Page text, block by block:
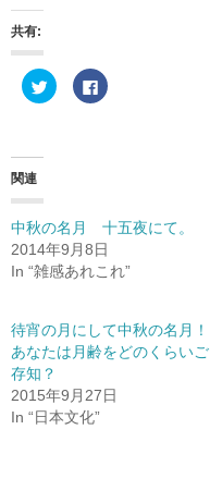
共有:
ク
リ
e
r
で
共
有
い
ウ
ィ
ン
ド
ウ
で
開
F
a
す
る
に
は
ク
し
て
く
い
関連
中秋の名月 十五夜にて。
2014年9月8日
In “雑感あれこれ”
待宵の月にして中秋の名月！
あなたは月齢をどのくらいご
存知？
2015年9月27日
In “日本文化”